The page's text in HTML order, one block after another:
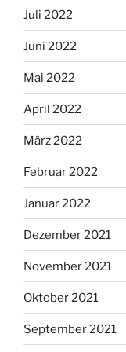
Juli 2022
Juni 2022
Mai 2022
April 2022
März 2022
Februar 2022
Januar 2022
Dezember 2021
November 2021
Oktober 2021
September 2021